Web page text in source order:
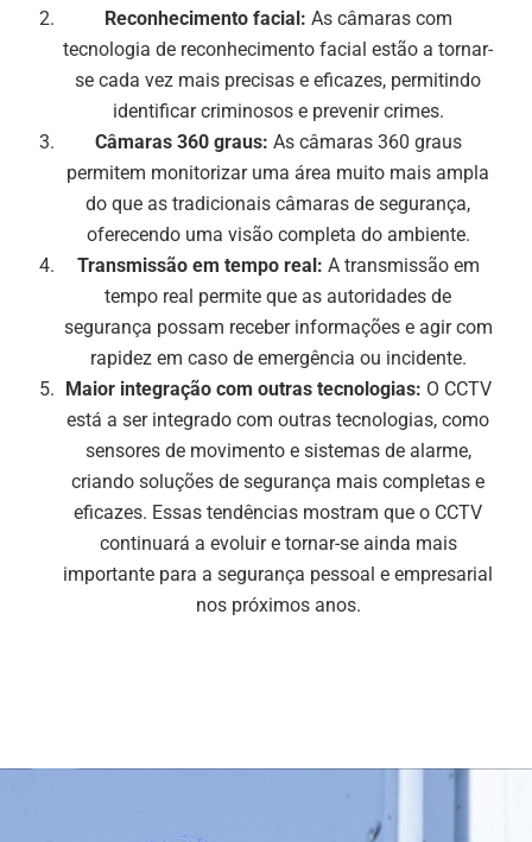
Reconhecimento facial: As câmaras com
tecnologia de reconhecimento facial estão a tornar-
se cada vez mais precisas e eficazes, permitindo
identificar criminosos e prevenir crimes.
Câmaras 360 graus: As câmaras 360 graus
permitem monitorizar uma área muito mais ampla
do que as tradicionais câmaras de segurança,
oferecendo uma visão completa do ambiente.
Transmissão em tempo real: A transmissão em
tempo real permite que as autoridades de
segurança possam receber informações e agir com
rapidez em caso de emergência ou incidente.
Maior integração com outras tecnologias: O CCTV
está a ser integrado com outras tecnologias, como
sensores de movimento e sistemas de alarme,
criando soluções de segurança mais completas e
eficazes. Essas tendências mostram que o CCTV
continuará a evoluir e tornar-se ainda mais
importante para a segurança pessoal e empresarial
nos próximos anos.